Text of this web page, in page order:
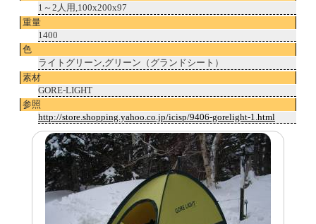
1～2人用,100x200x97
重量
1400
色
ライトグリーン,グリーン（グランドシート）
素材
GORE-LIGHT
参照
http://store.shopping.yahoo.co.jp/icisp/9406-gorelight-1.html